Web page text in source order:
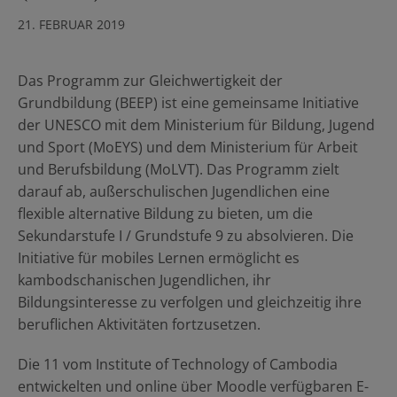
RFP einreichen
Moodle erhalten
Einloggen
21. FEBRUAR 2019
Das Programm zur Gleichwertigkeit der
Grundbildung (BEEP) ist eine gemeinsame Initiative
der UNESCO mit dem Ministerium für Bildung, Jugend
und Sport (MoEYS) und dem Ministerium für Arbeit
und Berufsbildung (MoLVT). Das Programm zielt
darauf ab, außerschulischen Jugendlichen eine
flexible alternative Bildung zu bieten, um die
Sekundarstufe I / Grundstufe 9 zu absolvieren. Die
Initiative für mobiles Lernen ermöglicht es
kambodschanischen Jugendlichen, ihr
Bildungsinteresse zu verfolgen und gleichzeitig ihre
beruflichen Aktivitäten fortzusetzen.
Die 11 vom Institute of Technology of Cambodia
entwickelten und online über Moodle verfügbaren E-